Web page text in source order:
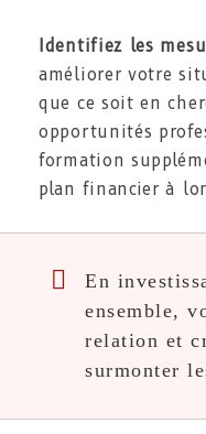
Identifiez les
améliorer votre
que ce soit en
opportunités
formation
plan financier à
En
ensemble,
relation et
surmonter